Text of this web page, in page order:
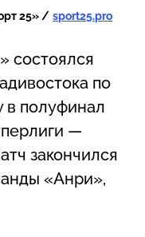
25» / sport25.pro
состоялся
по
в полуфинал
—
закончился
«Анри»,